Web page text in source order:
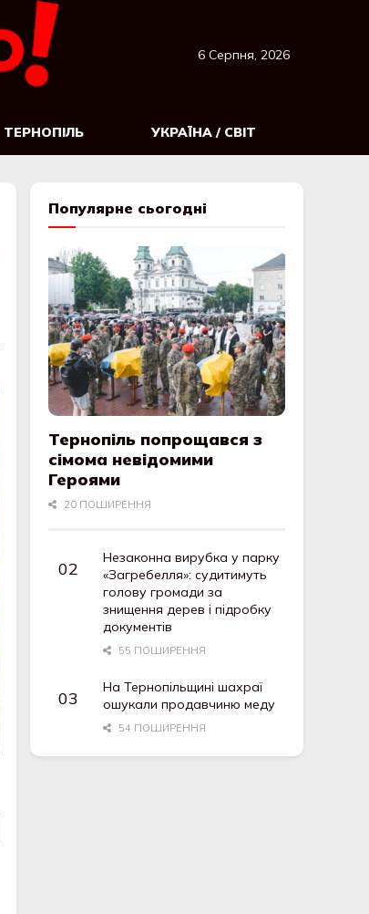
6 Серпня, 2026
ТЕРНОПІЛЬ УКРАЇНА / СВІТ
Популярне сьогодні
Тернопіль попрощався з
сімома невідомими
Героями
20 ПОШИРЕННЯ
Незаконна вирубка у парку
«Загребелля»: судитимуть
голову громади за
знищення дерев і підробку
документів
55 ПОШИРЕННЯ
На Тернопільщині шахраї
ошукали продавчиню меду
54 ПОШИРЕННЯ